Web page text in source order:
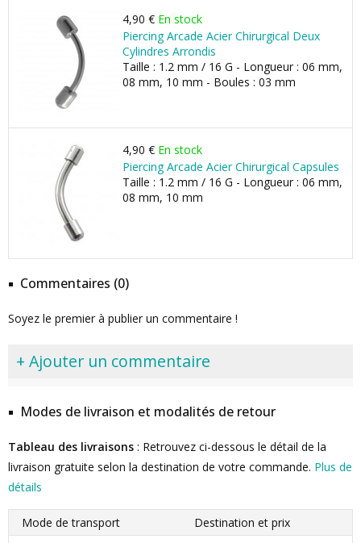
4,90 € En stock
Piercing Arcade Acier Chirurgical Deux
Cylindres Arrondis
Taille : 1.2 mm / 16 G - Longueur : 06 mm,
08 mm, 10 mm - Boules : 03 mm
4,90 € En stock
Piercing Arcade Acier Chirurgical Capsules
Taille : 1.2 mm / 16 G - Longueur : 06 mm,
08 mm, 10 mm
Commentaires (0)
Soyez le premier à publier un commentaire !
+ Ajouter un commentaire
Modes de livraison et modalités de retour
Tableau des livraisons : Retrouvez ci-dessous le détail de la
livraison gratuite selon la destination de votre commande. Plus de
détails
Mode de transport
Destination et prix